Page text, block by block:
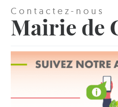
Contactez-nous
Mairie de